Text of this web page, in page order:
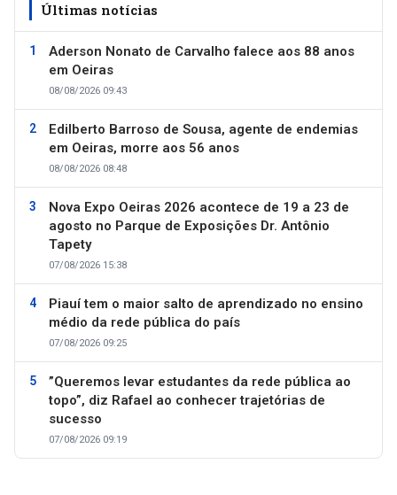
Últimas notícias
Aderson Nonato de Carvalho falece aos 88 anos
em Oeiras
08/08/2026 09:43
Edilberto Barroso de Sousa, agente de endemias
em Oeiras, morre aos 56 anos
08/08/2026 08:48
Nova Expo Oeiras 2026 acontece de 19 a 23 de
agosto no Parque de Exposições Dr. Antônio
Tapety
07/08/2026 15:38
Piauí tem o maior salto de aprendizado no ensino
médio da rede pública do país
07/08/2026 09:25
”Queremos levar estudantes da rede pública ao
topo”, diz Rafael ao conhecer trajetórias de
sucesso
07/08/2026 09:19